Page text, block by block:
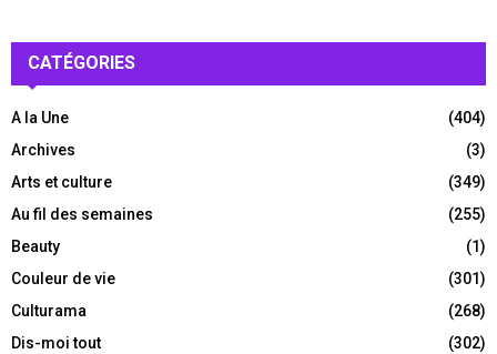
CATÉGORIES
A la Une
(404)
Archives
(3)
Arts et culture
(349)
Au fil des semaines
(255)
Beauty
(1)
Couleur de vie
(301)
Culturama
(268)
Dis-moi tout
(302)